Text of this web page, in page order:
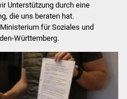
Unterstützung durch eine
die uns beraten hat.
für Soziales und
Württemberg.